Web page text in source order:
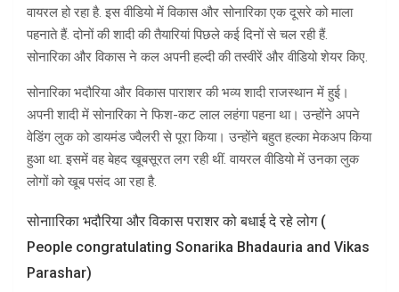
वायरल हो रहा है. इस वीडियो में विकास और सोनारिका एक दूसरे को माला
पहनाते हैं. दोनों की शादी की तैयारियां पिछले कई दिनों से चल रही हैं.
सोनारिका और विकास ने कल अपनी हल्दी की तस्वीरें और वीडियो शेयर किए.
सोनारिका भदौरिया और विकास पाराशर की भव्य शादी राजस्थान में हुई।
अपनी शादी में सोनारिका ने फिश-कट लाल लहंगा पहना था। उन्होंने अपने
वेडिंग लुक को डायमंड ज्वैलरी से पूरा किया। उन्होंने बहुत हल्का मेकअप किया
हुआ था. इसमें वह बेहद खूबसूरत लग रही थीं. वायरल वीडियो में उनका लुक
लोगों को खूब पसंद आ रहा है.
सोनाारिका भदौरिया और विकास पराशर को बधाई दे रहे लोग (
People congratulating Sonarika Bhadauria and Vikas
Parashar)